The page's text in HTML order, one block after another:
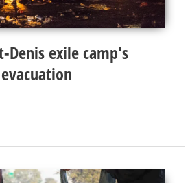
Denis exile camp's
evacuation